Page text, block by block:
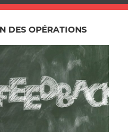
DES OPÉRATIONS